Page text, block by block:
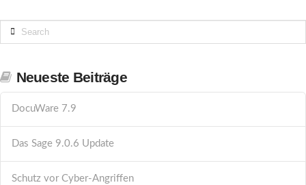
Search
Neueste Beiträge
DocuWare 7.9
Das Sage 9.0.6 Update
Schutz vor Cyber-Angriffen